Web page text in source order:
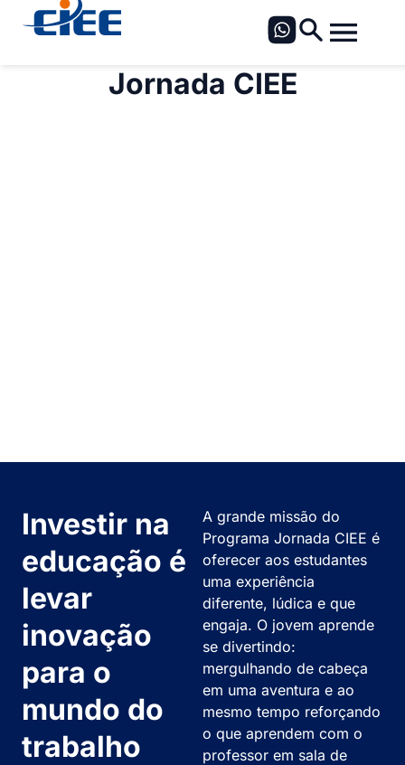
Jornada CIEE
Investir na
educação é
levar
inovação
para o
mundo do
trabalho
A grande missão do
Programa Jornada CIEE é
oferecer aos estudantes
uma experiência
diferente, lúdica e que
engaja. O jovem aprende
se divertindo:
mergulhando de cabeça
em uma aventura e ao
mesmo tempo reforçando
o que aprendem com o
professor em sala de